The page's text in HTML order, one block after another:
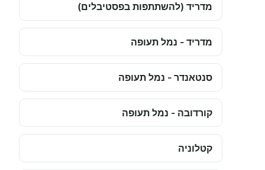
מדריד (להשתתפות בפסטיבלים)
מדריד - נמל תעופה
סנטאנדר - נמל תעופה
קורדובה - נמל תעופה
קטלוניה